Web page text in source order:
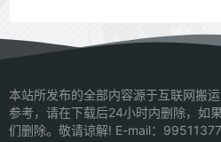
本站所发布的全部内容源于互联网搬
参考，请在下载后24小时内删除，如
们删除。敬请谅解! E-mail：